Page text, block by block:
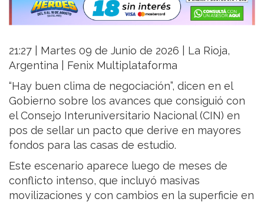
21:27 | Martes 09 de Junio de 2026 | La Rioja,
Argentina | Fenix Multiplataforma
“Hay buen clima de negociación”, dicen en el
Gobierno sobre los avances que consiguió con
el Consejo Interuniversitario Nacional (CIN) en
pos de sellar un pacto que derive en mayores
fondos para las casas de estudio.
Este escenario aparece luego de meses de
conflicto intenso, que incluyó masivas
movilizaciones y con cambios en la superficie en